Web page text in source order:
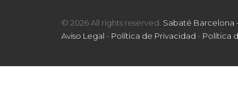
© 2026 All rights reserved. Sabaté Barcelona
Aviso Legal - Política de Privacidad - Política